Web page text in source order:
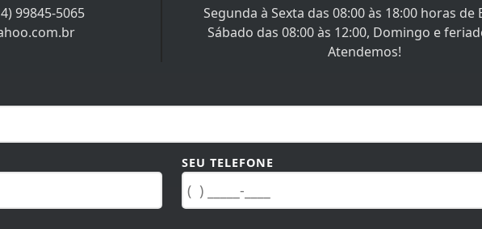
99845-5065
Segunda à Sexta das 08:00 às 18:00 horas de
Sábado das 08:00 às 12:00, Domingo e
Atendemos!
SEU TELEFONE